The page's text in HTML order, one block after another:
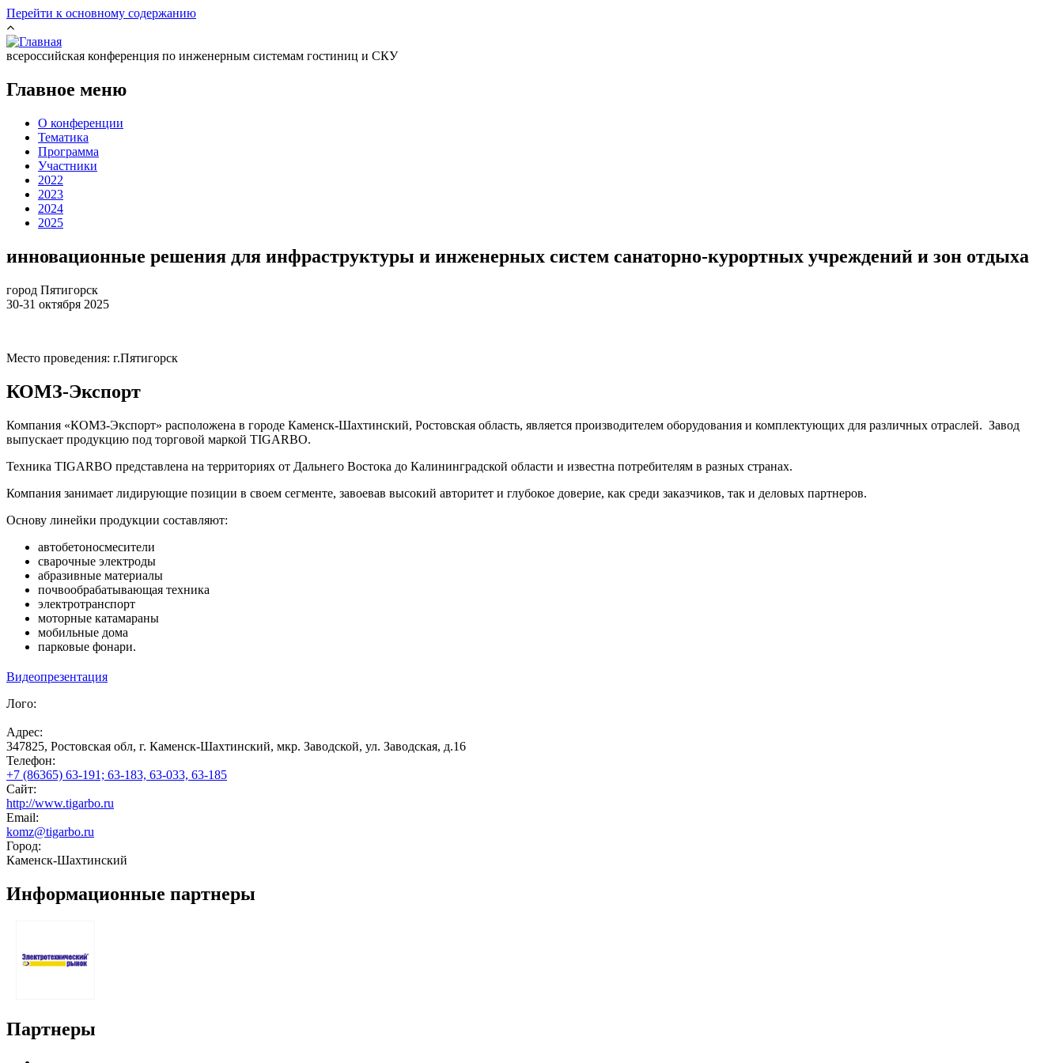
Перейти к основному содержанию
всероссийская конференция по инженерным системам гостиниц и СКУ
Главное меню
О конференции
Тематика
Программа
Участники
2022
2023
2024
2025
инновационные решения для инфраструктуры и инженерных систем санаторно-курортных учреждений и зон отдыха
город Пятигорск
30-31 октября 2025
Место проведения: г.Пятигорск
КОМЗ-Экспорт
Компания «КОМЗ-Экспорт» расположена в городе Каменск-Шахтинский, Ростовская область, является производителем оборудования и комплектующих для различных отраслей. Завод
выпускает продукцию под торговой маркой TIGARBO.
Техника TIGARBO представлена на территориях от Дальнего Востока до Калининградской области и известна потребителям в разных странах.
Компания занимает лидирующие позиции в своем сегменте, завоевав высокий авторитет и глубокое доверие, как среди заказчиков, так и деловых партнеров.
Основу линейки продукции составляют:
автобетоносмесители
сварочные электроды
абразивные материалы
почвообрабатывающая техника
электротранспорт
моторные катамараны
мобильные дома
парковые фонари.
Видеопрезентация
Лого:
Адрес:
347825, Ростовская обл, г. Каменск-Шахтинский, мкр. Заводской, ул. Заводская, д.16
Телефон:
+7 (86365) 63-191; 63-183, 63-033, 63-185
Сайт:
http://www.tigarbo.ru
Email:
komz@tigarbo.ru
Город:
Каменск-Шахтинский
Информационные партнеры
Партнеры